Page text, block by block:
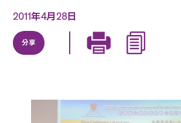
2011年4月28日
分享